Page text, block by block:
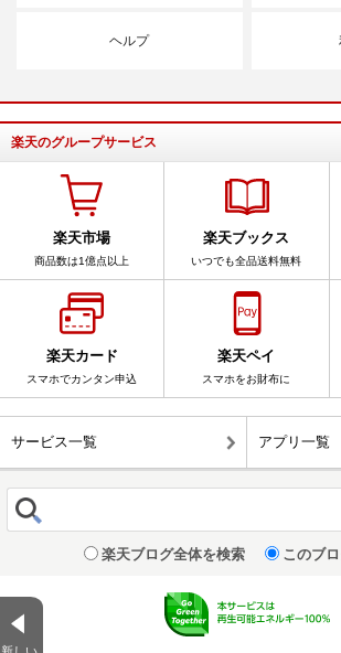
ヘルプ
楽天のグループサービス
楽天市場
商品数は1億点以上
楽天ブックス
いつでも全品送料無料
楽天カード
スマホでカンタン申込
楽天ペイ
スマホをお財布に
サービス一覧 アプリ一覧
楽天ブログ全体を検索 このブ